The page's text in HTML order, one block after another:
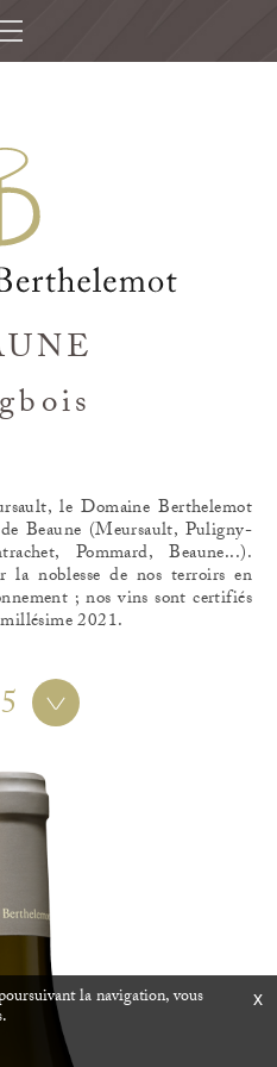
le Domaine Berthelemot
Beaune (Meursault, Puligny-
Pommard, Beaune...).
noblesse de nos terroirs en
; nos vins sont certifiés
2021.
la navigation, vous x